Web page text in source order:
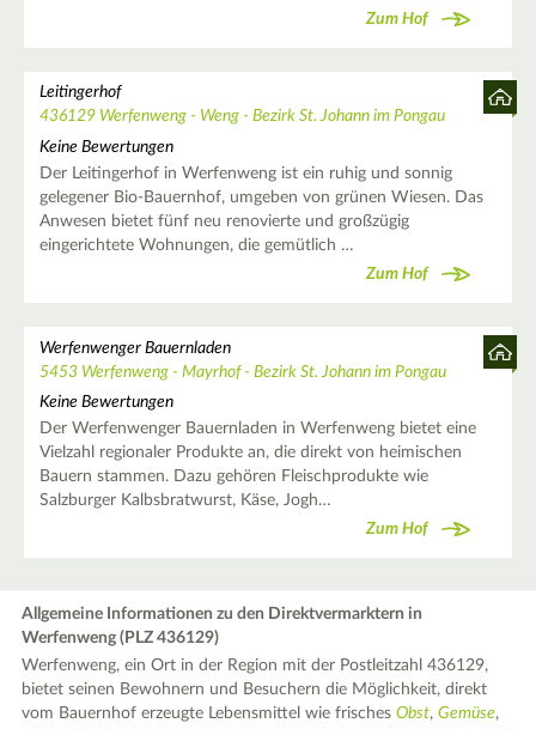
Zum Hof
Leitingerhof
436129 Werfenweng - Weng - Bezirk St. Johann im Pongau
Keine Bewertungen
Der Leitingerhof in Werfenweng ist ein ruhig und sonnig
gelegener Bio-Bauernhof, umgeben von grünen Wiesen. Das
Anwesen bietet fünf neu renovierte und großzügig
eingerichtete Wohnungen, die gemütlich …
Zum Hof
Werfenwenger Bauernladen
5453 Werfenweng - Mayrhof - Bezirk St. Johann im Pongau
Keine Bewertungen
Der Werfenwenger Bauernladen in Werfenweng bietet eine
Vielzahl regionaler Produkte an, die direkt von heimischen
Bauern stammen. Dazu gehören Fleischprodukte wie
Salzburger Kalbsbratwurst, Käse, Jogh…
Zum Hof
Allgemeine Informationen zu den Direktvermarktern in
Werfenweng (PLZ 436129)
Werfenweng, ein Ort in der Region mit der Postleitzahl 436129,
bietet seinen Bewohnern und Besuchern die Möglichkeit, direkt
vom Bauernhof erzeugte Lebensmittel wie frischesObst,Gemüse,